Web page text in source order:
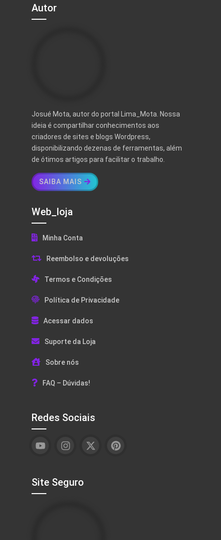
Autor
Josué Mota, autor do portal Lima_Mota. Nossa
ideia é compartilhar conhecimentos aos
criadores de sites e blogs Wordpress,
disponibilizando dezenas de ferramentas, além
de ótimos artigos para facilitar o trabalho.
SAIBA MAIS
Web_loja
Minha Conta
Reembolso e devoluções
Termos e Condições
Política de Privacidade
Acessar dados
Suporte da Loja
Sobre nós
FAQ – Dúvidas!
Redes Sociais
Site Seguro